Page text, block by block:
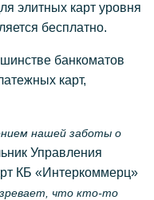
элитных карт уровня
бесплатно.
банкоматов
карт,
нашей заботы о
Управления
КБ «Интеркоммерц»
что кто-то